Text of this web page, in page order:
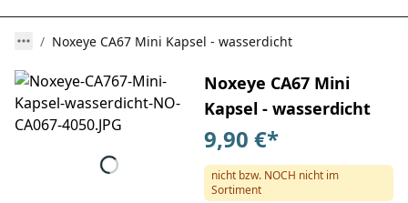
Noxeye CA67 Mini Kapsel - wasserdicht
Noxeye CA67 Mini
Kapsel - wasserdicht
9,90 €*
nicht bzw. NOCH nicht im
Sortiment